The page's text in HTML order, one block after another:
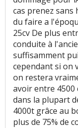
cas prenez sans
du faire a
25cv De plus
conduite à
suffisamment
cependant si on
on restera
avoir entre
dans la plupart
4000t grâce au
plus de 75% de